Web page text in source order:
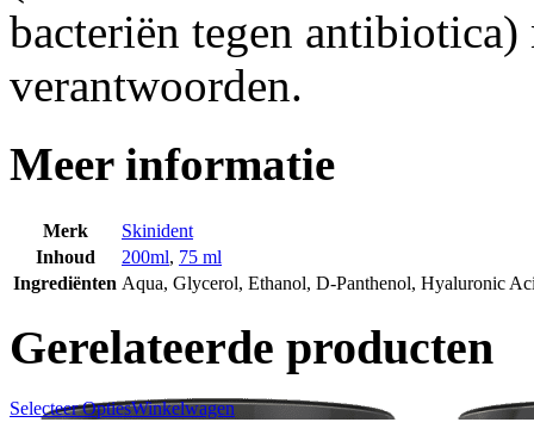
bacteriën tegen
verantwoorden.
Meer informatie
Merk
Skinident
Inhoud
200ml, 75 ml
Ingrediënten Aqua, Glycerol, Ethanol, D-Panthenol, Hyaluronic
Gerelateerde producten
Selecteer OptiesWinkelwagen